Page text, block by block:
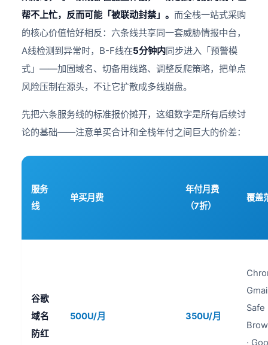
帮不上忙，反而可能「被联动封禁」。而全栈一站式采购
的核心价值恰好相反：六条线共享同一套威胁情报中台，
A线检测到异常时，B-F线在5分钟内同步进入「预警模
式」——加固域名、切备用线路、调整反爬策略，把单点
风险压制在源头，不让它扩散成多线崩盘。
先把六条服务线的标准报价摊开，这组数字是所有后续讨
论的基础——注意单买合计和全栈年付之间巨大的价差：
服务
线
单买月费
年付月费
（7折）
覆盖
谷歌
域名
防红
500U/月 350U/月
Safe
·